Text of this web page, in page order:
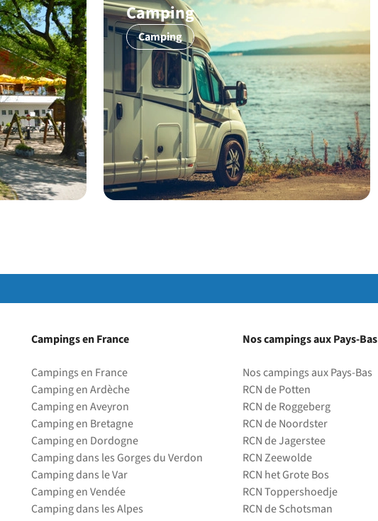
Camping
Camping
Campings en France
Campings en France
Camping en Ardèche
Camping en Aveyron
Camping en Bretagne
Camping en Dordogne
Camping dans les Gorges du Verdon
Camping dans le Var
Camping en Vendée
Camping dans les Alpes
Nos campings aux Pays-Bas
Nos campings aux Pays-Bas
RCN de Potten
RCN de Roggeberg
RCN de Noordster
RCN de Jagerstee
RCN Zeewolde
RCN het Grote Bos
RCN Toppershoedje
RCN de Schotsman